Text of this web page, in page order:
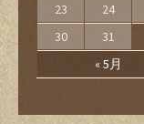
« 5月
23
24
30
31